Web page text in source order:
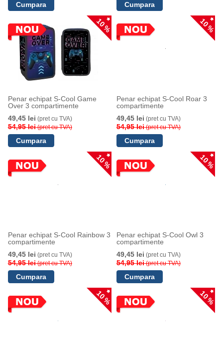
10 %
Penar echipat S-Cool Game
Over 3 compartimente
49,45 lei (pret cu TVA)
54,95 lei(pret cu TVA)
10 %
Penar echipat S-Cool Roar 3
compartimente
49,45 lei (pret cu TVA)
54,95 lei(pret cu TVA)
10 %
Penar echipat S-Cool Rainbow 3
compartimente
49,45 lei (pret cu TVA)
54,95 lei(pret cu TVA)
10 %
Penar echipat S-Cool Owl 3
compartimente
49,45 lei (pret cu TVA)
54,95 lei(pret cu TVA)
10 % 10 %